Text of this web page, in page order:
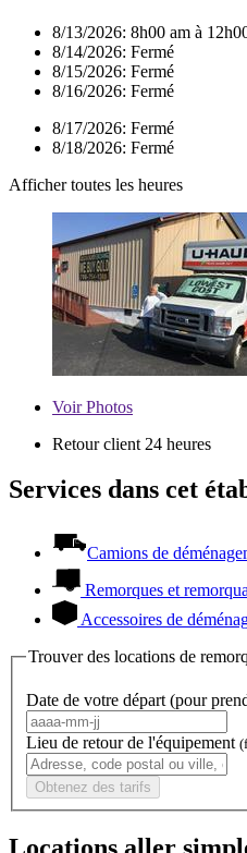
8/13/2026: 8h00 am à
8/14/2026: Fermé
8/15/2026: Fermé
8/16/2026: Fermé
8/17/2026: Fermé
8/18/2026: Fermé
Afficher toutes les heures
VoirPhotos
Retour client 24 heures
Services dans cet
Camions de
Remorques et
Accessoires de
Trouver des locations de
Date de votre départ (pour
Lieu de retour de l'équipement
Obtenez des tarifs